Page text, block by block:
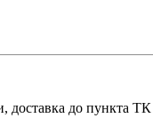
до пункта ТК